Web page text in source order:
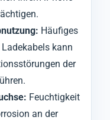
Häufiges
kann
der
Feuchtigkeit
an der